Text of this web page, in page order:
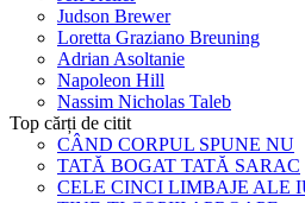
Judson Brewer
Loretta Graziano Breuning
Adrian Asoltanie
Napoleon Hill
Nassim Nicholas Taleb
Top cărți de citit
CÂND CORPUL SPUNE NU
TATĂ BOGAT TATĂ SARAC
CELE CINCI LIMBAJE ALE